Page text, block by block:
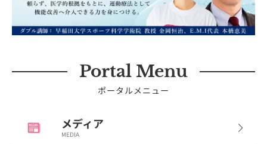
Portal Menu
ポータルメニュー
メディア
MEDIA